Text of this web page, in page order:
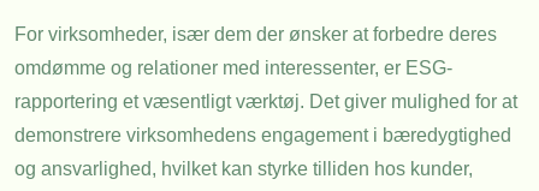
For virksomheder, især dem der ønsker at forbedre deres
omdømme og relationer med interessenter, er ESG-
rapportering et væsentligt værktøj. Det giver mulighed for at
demonstrere virksomhedens engagement i bæredygtighed
og ansvarlighed, hvilket kan styrke tilliden hos kunder,